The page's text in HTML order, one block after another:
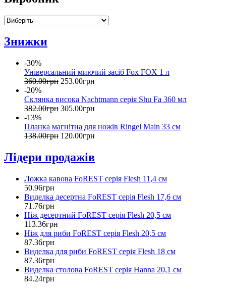
Знижки
-30%
Універсальний миючий засіб Fox FOX 1 л
360.00грн 253.00грн
-20%
Склянка висока Nachtmann серія Shu Fa 360 мл
382.00грн 305.00грн
-13%
Планка магнітна для ножів Ringel Main 33 см
138.00грн 120.00грн
Лідери продажів
Ложка кавова FoREST серія Flesh 11,4 см
50.96грн
Виделка десертна FoREST серія Flesh 17,6 см
71 .76грн
Ніж десертний FoREST серія Flesh 20,5 см
113.36грн
Ніж для риби FoREST серія Flesh 20,5 см
87.36грн
Виделка для риби FoREST серія Flesh 18 см
87.36грн
Виделка столова FoREST серія Hanna 20,1 см
84.24грн